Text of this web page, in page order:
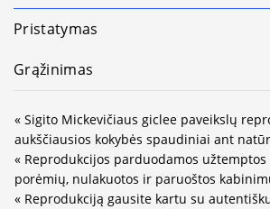
Pristatymas
Grąžinimas
« Sigito Mickevičiaus giclee paveikslų
aukščiausios kokybės spaudiniai ant
« Reprodukcijos parduodamos
porėmių, nulakuotos ir paruoštos
« Reprodukciją gausite kartu su